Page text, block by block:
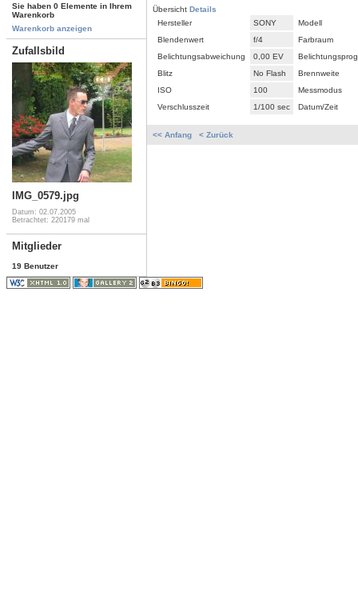
Sie haben 0 Elemente in Ihrem
Warenkorb
Warenkorb anzeigen
Zufallsbild
IMG_0579.jpg
Datum: 02.07.2005
Betrachtet: 220179 mal
Mitglieder
19 Benutzer
Übersicht Details
Hersteller
SONY
Modell
Blendenwert
f/4
Farbraum
Belichtungsabweichung
0,00 EV
Blitz
No Flash
Brennweite
ISO
100
Messmodus
Verschlusszeit
1/100 sec Datum/Zeit
<< Anfang < Zurück